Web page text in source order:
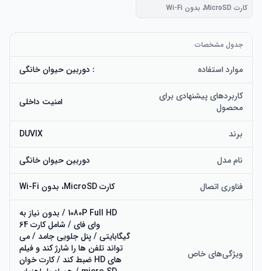
کارت MicroSD، بدون Wi-Fi
جدول مشخصات
موارد استفاده : دوربین حیوان خانگی
کاربردهای پیشنهادی برای
محصول
امنیت داخلی
برند DUVIX
نام مدل دوربین حیوان خانگی
فناوری اتصال کارت MicroSD، بدون Wi-Fi
ویژگی‌های خاص
1080P Full HD / بدون نیاز به
وای فای / شامل کارت 64
گیگابایتی / پنل جلویی جامد / می
تواند تلفن ها را شارژ کند و فیلم
های HD ضبط کند / کارت خوان